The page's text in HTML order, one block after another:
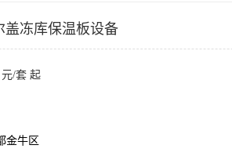
盖冻库保温板设备
元/套 起
金牛区